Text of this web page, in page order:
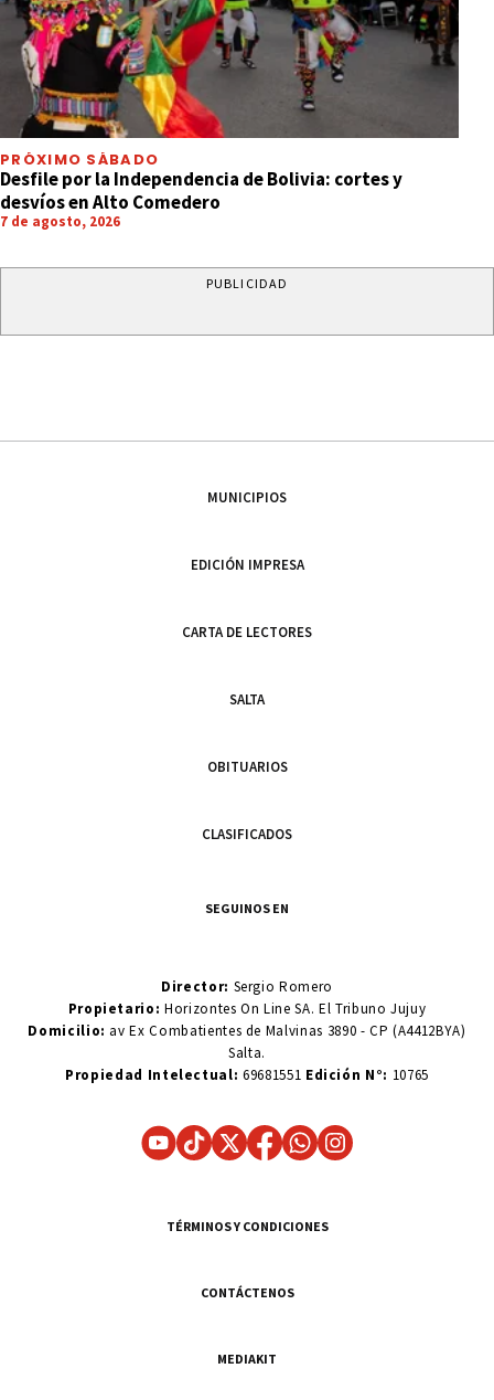
PRÓXIMO SÁBADO
Desfile por la Independencia de Bolivia: cortes y
desvíos en Alto Comedero
7 de agosto, 2026
PUBLICIDAD
MUNICIPIOS
EDICIÓN IMPRESA
CARTA DE LECTORES
SALTA
OBITUARIOS
CLASIFICADOS
SEGUINOS EN
Director: Sergio Romero
Propietario:Horizontes On Line SA. El Tribuno Jujuy
Domicilio: av Ex Combatientes de Malvinas 3890 - CP (A4412BYA)
Salta.
Propiedad Intelectual: 69681551 Edición N°: 10765
TÉRMINOS Y CONDICIONES
CONTÁCTENOS
MEDIAKIT